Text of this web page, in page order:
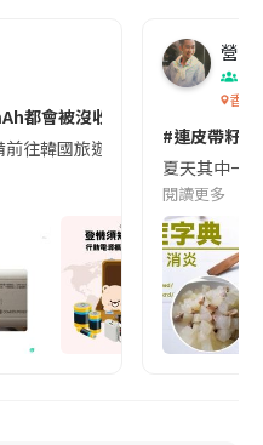
都會被沒收😱出發前切記檢查
前往韓國旅遊的民眾，近期要
營養
香港
#連皮帶籽
夏天其中一
閱讀更多